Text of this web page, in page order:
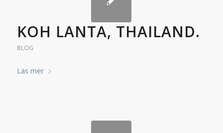
KOH LANTA, THAILAND.
BLOG
Läs mer